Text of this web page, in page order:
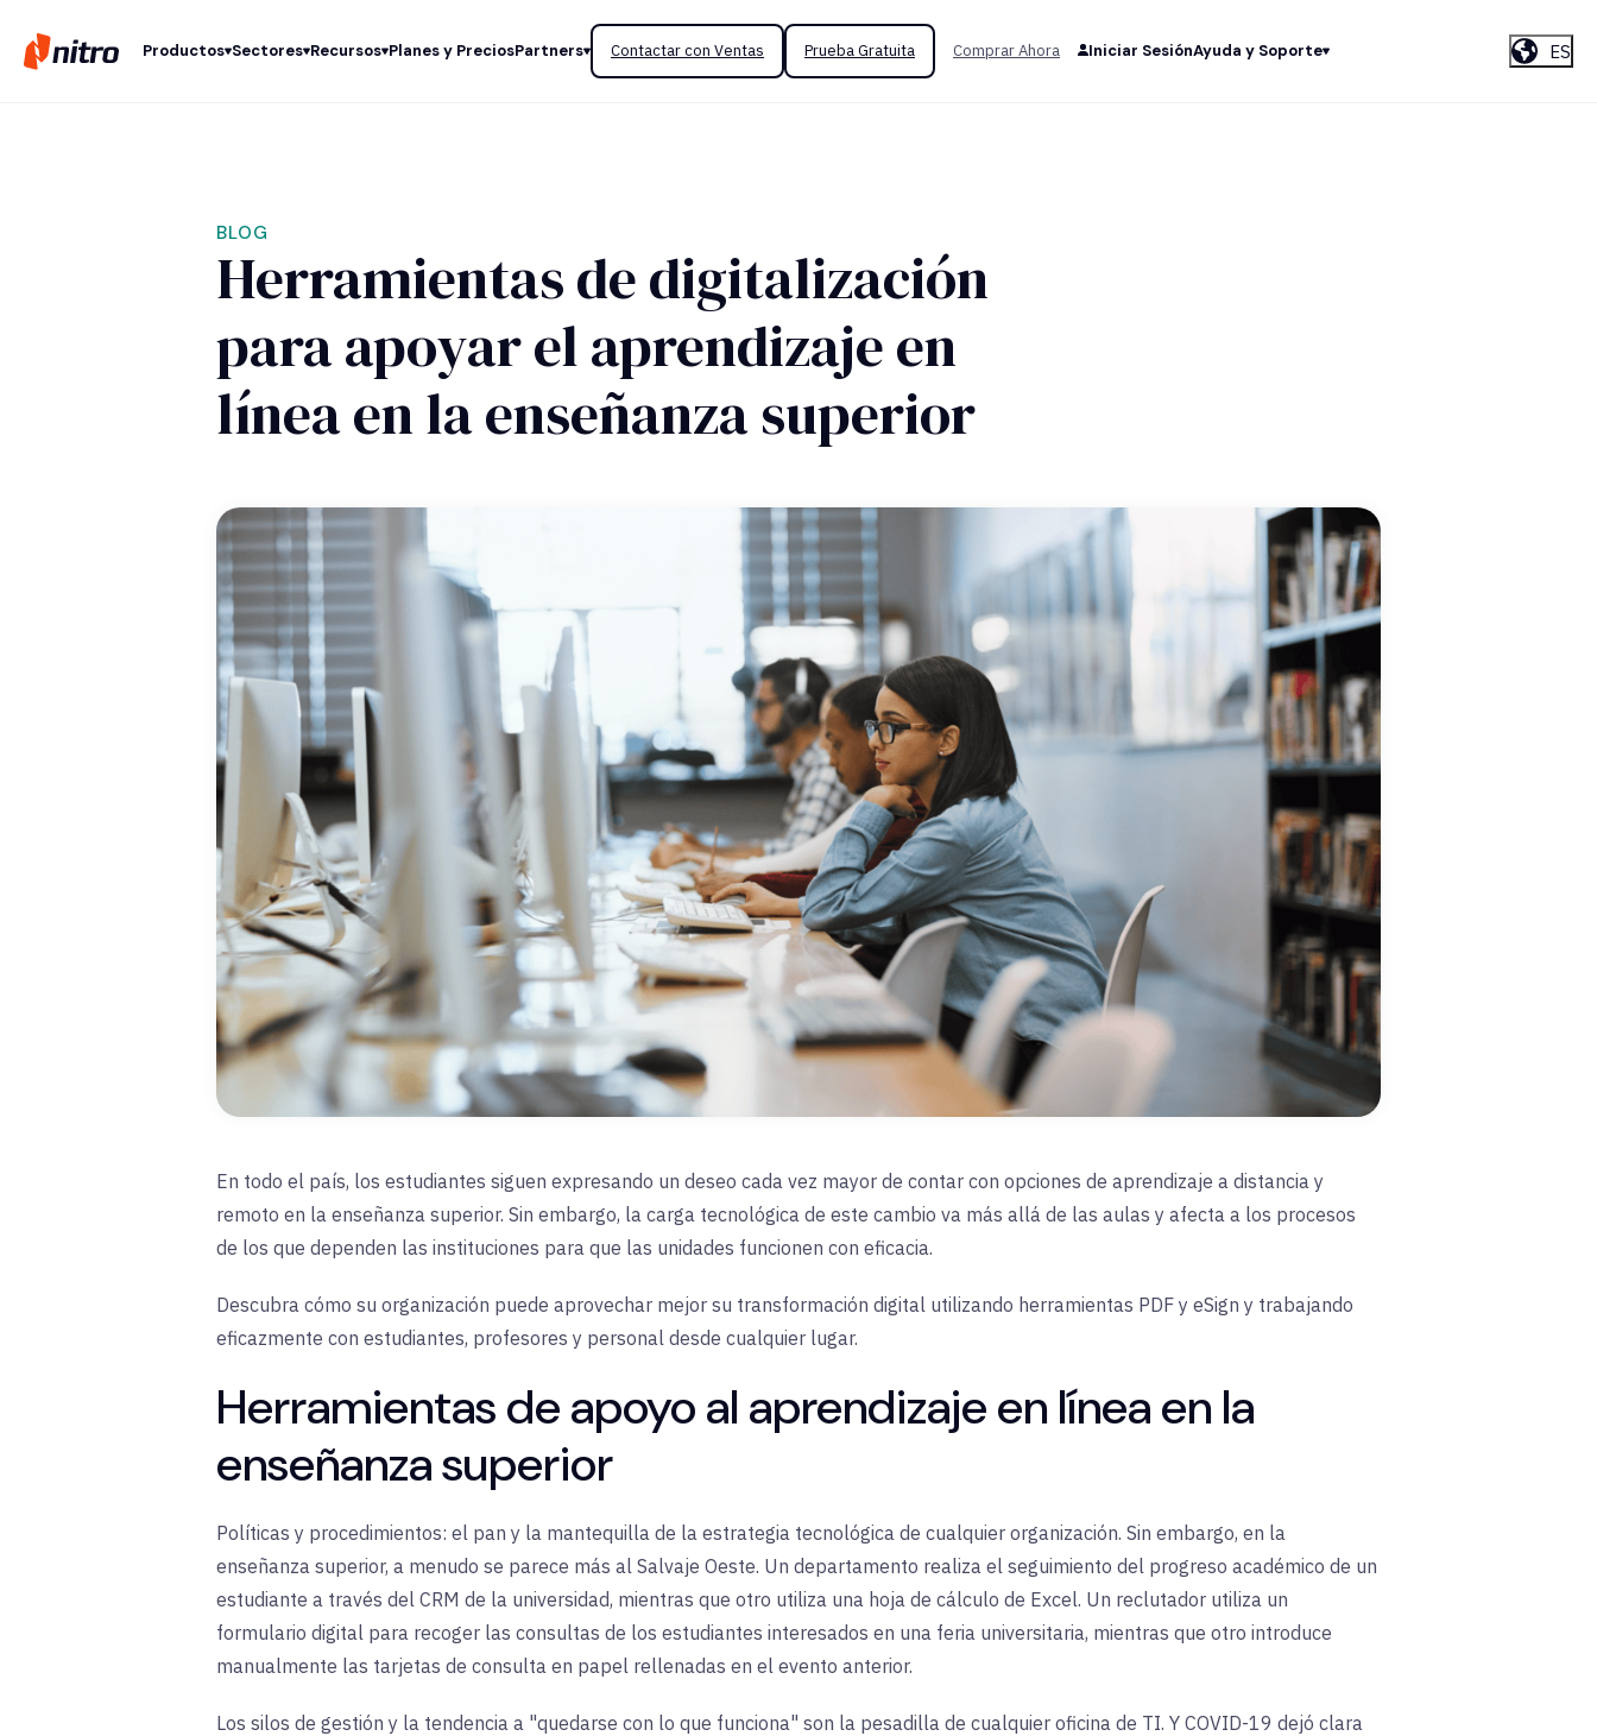
Productos Sectores Recursos Planes y PreciosPartners Contactar con Ventas Prueba Gratuita Comprar Ahora Iniciar SesiónAyuda y Soporte ES
BLOG
Herramientas de digitalización
para apoyar el aprendizaje en
línea en la enseñanza superior
En todo el país, los estudiantes siguen expresando un deseo cada vez mayor de contar con opciones de aprendizaje a distancia y
remoto en la enseñanza superior. Sin embargo, la carga tecnológica de este cambio va más allá de las aulas y afecta a los procesos
de los que dependen las instituciones para que las unidades funcionen con eficacia.
Descubra cómo su organización puede aprovechar mejor su transformación digital utilizando herramientas PDF y eSign y trabajando
eficazmente con estudiantes, profesores y personal desde cualquier lugar.
Herramientas de apoyo al aprendizaje en línea en la
enseñanza superior
Políticas y procedimientos: el pan y la mantequilla de la estrategia tecnológica de cualquier organización. Sin embargo, en la
enseñanza superior, a menudo se parece más al Salvaje Oeste. Un departamento realiza el seguimiento del progreso académico de un
estudiante a través del CRM de la universidad, mientras que otro utiliza una hoja de cálculo de Excel. Un reclutador utiliza un
formulario digital para recoger las consultas de los estudiantes interesados en una feria universitaria, mientras que otro introduce
manualmente las tarjetas de consulta en papel rellenadas en el evento anterior.
Los silos de gestión y la tendencia a "quedarse con lo que funciona" son la pesadilla de cualquier oficina de TI. Y COVID-19 dejó clara